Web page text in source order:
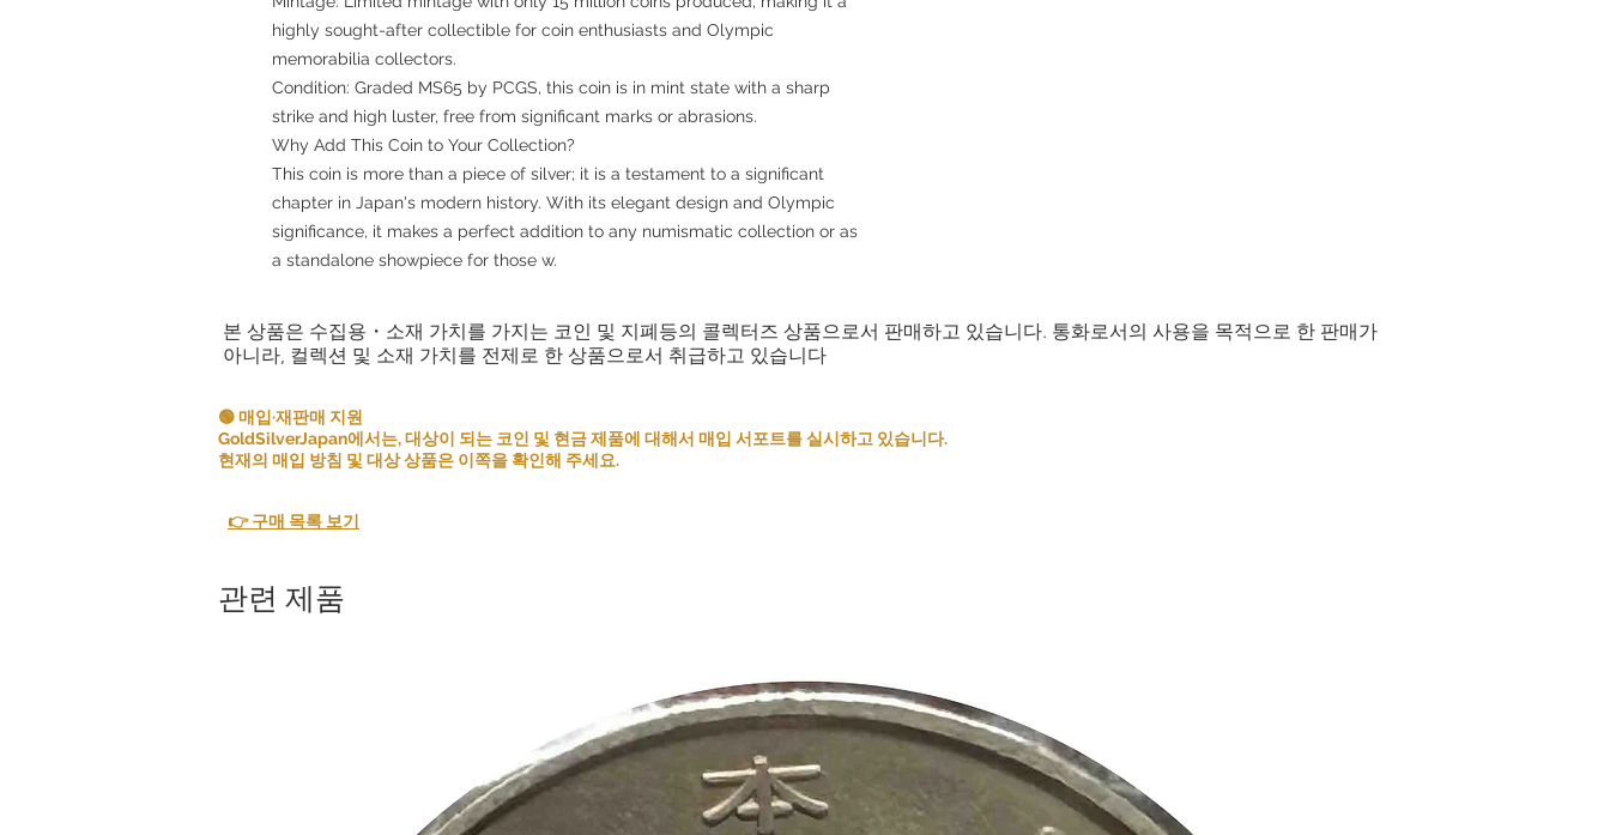
highly sought-after collectible for coin enthusiasts and Olympic
memorabilia collectors.
Condition: Graded MS65 by PCGS, this coin is in mint state with a sharp
strike and high luster, free from significant marks or abrasions.
Why Add This Coin to Your Collection?
This coin is more than a piece of silver; it is a testament to a significant
chapter in Japan's modern history. With its elegant design and Olympic
significance, it makes a perfect addition to any numismatic collection or as
a standalone showpiece for those w.
본 상품은 수집용・소재 가치를 가지는 코인 및 지폐등의 콜렉터즈 상품으로서 판매하고 있습니다. 통화로서의 사용을 목적으로 한 판매가
아니라, 컬렉션 및 소재 가치를 전제로 한 상품으로서 취급하고 있습니다
🟢 매입·재판매 지원
GoldSilverJapan에서는, 대상이 되는 코인 및 현금 제품에 대해서 매입 서포트를 실시하고 있습니다.
현재의 매입 방침 및 대상 상품은 이쪽을 확인해 주세요.
👉 구매 목록 보기
관련 제품